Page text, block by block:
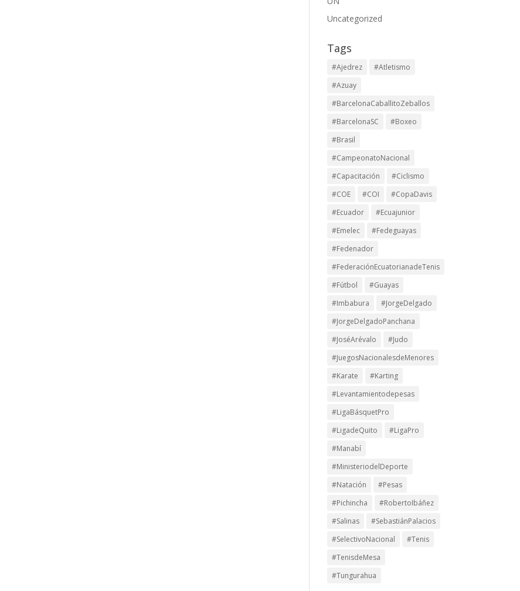
Uncategorized
Tags
#Ajedrez
#Atletismo
#Azuay
#BarcelonaCaballitoZeballos
#BarcelonaSC
#Boxeo
#Brasil
#CampeonatoNacional
#Capacitación
#Ciclismo
#COE
#COI
#CopaDavis
#Ecuador
#Ecuajunior
#Emelec
#Fedeguayas
#Fedenador
#FederaciónEcuatorianadeTenis
#Fútbol
#Guayas
#Imbabura
#JorgeDelgado
#JorgeDelgadoPanchana
#JoséArévalo
#Judo
#JuegosNacionalesdeMenores
#Karate
#Karting
#Levantamientodepesas
#LigaBásquetPro
#LigadeQuito
#LigaPro
#Manabí
#MinisteriodelDeporte
#Natación
#Pesas
#Pichincha
#RobertoIbáñez
#Salinas
#SebastiánPalacios
#SelectivoNacional
#Tenis
#TenisdeMesa
#Tungurahua